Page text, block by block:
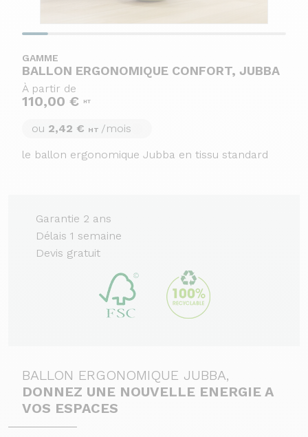
GAMME
BALLON ERGONOMIQUE CONFORT, JUBBA
À partir de
110,00 € HT
ou 2,42 € HT /mois
le ballon ergonomique Jubba en tissu standard
Garantie 2 ans
Délais 1 semaine
Devis gratuit
BALLON ERGONOMIQUE JUBBA,
DONNEZ UNE NOUVELLE ENERGIE A
VOS ESPACES